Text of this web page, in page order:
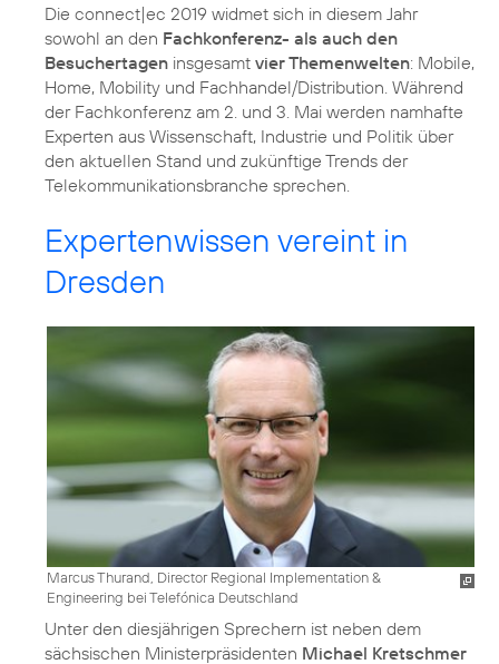
Die connect|ec 2019 widmet sich in diesem Jahr
sowohl an den Fachkonferenz- als auch den
Besuchertagen insgesamt vier Themenwelten: Mobile,
Home, Mobility und Fachhandel/Distribution. Während
der Fachkonferenz am 2. und 3. Mai werden namhafte
Experten aus Wissenschaft, Industrie und Politik über
den aktuellen Stand und zukünftige Trends der
Telekommunikationsbranche sprechen.
Expertenwissen vereint in
Dresden
Marcus Thurand, Director Regional Implementation &
Engineering bei Telefónica Deutschland
Unter den diesjährigen Sprechern ist neben dem
sächsischen Ministerpräsidenten Michael Kretschmer